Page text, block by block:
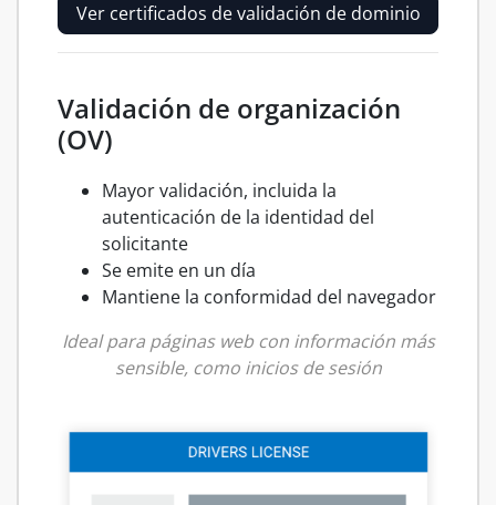
Ver certificados de validación de dominio
Validación de organización
(OV)
Mayor validación, incluida la
autenticación de la identidad del
solicitante
Se emite en un día
Mantiene la conformidad del navegador
Ideal para páginas web con información más
sensible, como inicios de sesión